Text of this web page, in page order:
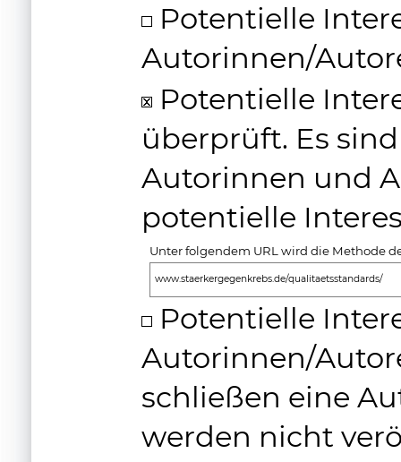
Potentielle
Autorinnen/
Potentielle
überprüft. Es
Autorinnen und
potentielle
Unter folgendem URL wird die Methode
www.staerkergegenkrebs.de/qualitaetsstandards/
Potentielle
Autorinnen/
schließen eine
werden nicht